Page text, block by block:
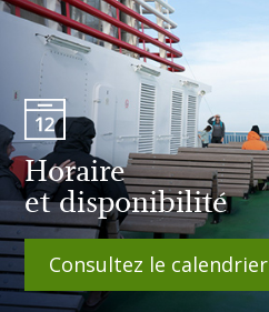
Horaire
et disponibilité
Consultez le calendrier